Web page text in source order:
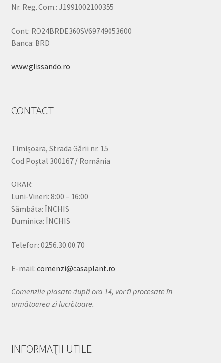
Nr. Reg. Com.: J1991002100355
Cont: RO24BRDE360SV69749053600
Banca: BRD
www.glissando.ro
CONTACT
Timișoara, Strada Gării nr. 15
Cod Poștal 300167 / România
ORAR:
Luni-Vineri: 8:00 – 16:00
Sâmbăta: ÎNCHIS
Duminica: ÎNCHIS
Telefon: 0256.30.00.70
E-mail: comenzi@casaplant.ro
Comenzile plasate după ora 14, vor fi procesate în
următoarea zi lucrătoare.
INFORMAȚII UTILE